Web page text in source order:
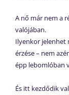
A nő már nem a
valójában.
Ilyenkor jelenhet
érzése – nem
épp lebomlóban
És itt kezdődik